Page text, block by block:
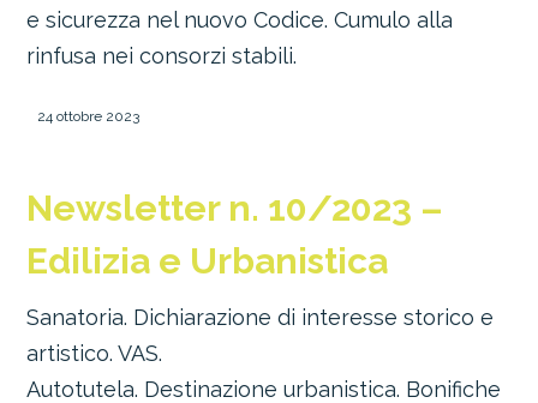
e sicurezza nel nuovo Codice. Cumulo alla
rinfusa nei consorzi stabili.
24 ottobre 2023
Newsletter n. 10/2023 –
Edilizia e Urbanistica
Sanatoria. Dichiarazione di interesse storico e
artistico. VAS.
Autotutela. Destinazione urbanistica. Bonifiche